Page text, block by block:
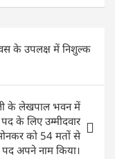
के उपलक्ष में निशुल्क
के लेखपाल भवन में
के लिए उम्मीदवार
को 54 मतों से
अपने नाम किया।